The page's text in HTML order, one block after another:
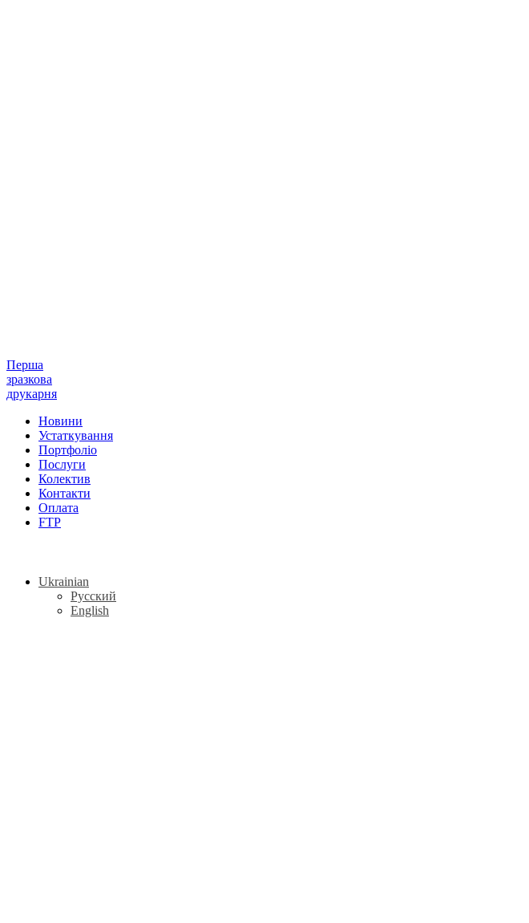
Перша
зразкова
друкарня
Новини
Устаткування
Портфоліо
Послуги
Колектив
Контакти
Оплата
FTP
Ukrainian
Русский
English